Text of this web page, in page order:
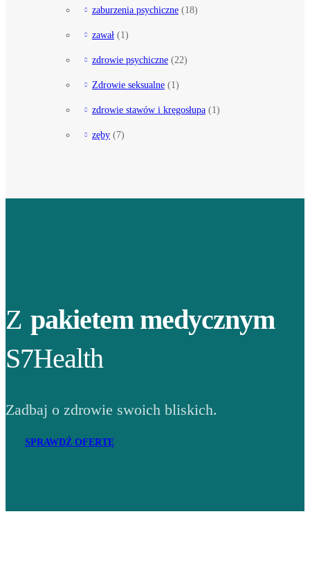
zaburzenia psychiczne (18)
zawał (1)
zdrowie psychiczne (22)
Zdrowie seksualne (1)
zdrowie stawów i kręgosłupa (1)
zęby (7)
Z pakietem medycznym
S7Health
Zadbaj o zdrowie swoich bliskich.
SPRAWDŹ OFERTĘ